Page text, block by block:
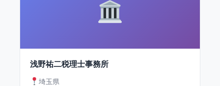
浅野祐二税理士事務所
埼玉県